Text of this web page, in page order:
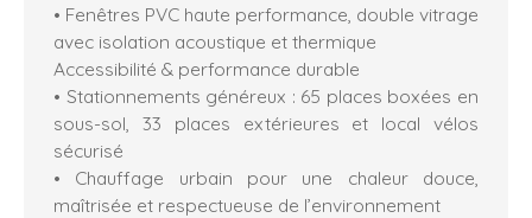
• Fenêtres PVC haute performance, double vitrage
avec isolation acoustique et thermique
Accessibilité & performance durable
• Stationnements généreux : 65 places boxées en
sous-sol, 33 places extérieures et local vélos
sécurisé
• Chauffage urbain pour une chaleur douce,
maîtrisée et respectueuse de l’environnement